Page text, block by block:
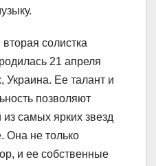
солистка
21 апреля
Украина. Ее талант и
позволяют
самых ярких звезд
Она не только
и ее собственные